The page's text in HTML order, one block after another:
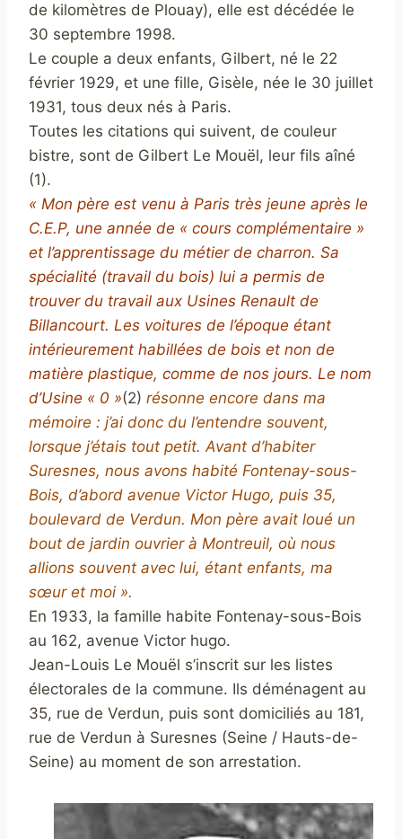
de kilomètres de Plouay), elle est décédée le
30 septembre 1998.
Le couple a deux enfants, Gilbert, né le 22
février 1929, et une fille, Gisèle, née le 30 juillet
1931, tous deux nés à Paris.
Toutes les citations qui suivent, de couleur
bistre, sont de Gilbert Le Mouël, leur fils aîné
(1).
« Mon père est venu à Paris très jeune après le
C.E.P, une année de « cours complémentaire »
et l’apprentissage du métier de charron. Sa
spécialité (travail du bois) lui a permis de
trouver du travail aux Usines Renault de
Billancourt. Les voitures de l’époque étant
intérieurement habillées de bois et non de
matière plastique, comme de nos jours. Le nom
d’Usine « 0 »(2) résonne encore dans ma
mémoire : j’ai donc du l’entendre souvent,
lorsque j’étais tout petit. Avant d’habiter
Suresnes, nous avons habité Fontenay-sous-
Bois, d’abord avenue Victor Hugo, puis 35,
boulevard de Verdun. Mon père avait loué un
bout de jardin ouvrier à Montreuil, où nous
allions souvent avec lui, étant enfants, ma
sœur et moi ».
En 1933, la famille habite Fontenay-sous-Bois
au 162, avenue Victor hugo.
Jean-Louis Le Mouël s’inscrit sur les listes
électorales de la commune. Ils déménagent au
35, rue de Verdun, puis sont domiciliés au 181,
rue de Verdun à Suresnes (Seine / Hauts-de-
Seine) au moment de son arrestation.